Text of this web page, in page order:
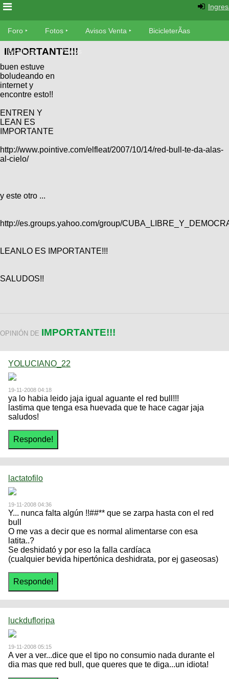
Foro
Foro
TÃ©cnica
MecÃ¡nica
Fotos
SUBÃ
Galeria
XC
Bicicletas
Descenso
Ruta,
De
Fotos
DÃA
mas
votadas
Avisos
Ventas
SUBÃ
aviso
Ultimos
COMPRO
Mi
Mis
BicicleterÃ­
as
Bicicletas
Bicicletas
Freerider
Robadas
Operadores
de
Buscar
de
Foro Fotos Avisos Venta BicicleterÃ­as
Bicicletas Videos
IMPORTANTE!!!
buen estuve
boludeando en
internet y
encontre esto!!
ENTREN Y
LEAN ES
IMPORTANTE
http://www.pointive.com/elfleat/2007/10/14/red-bull-te-da-alas-
al-cielo/
y este otro ...
http://es.groups.yahoo.com/group/
LEANLO ES IMPORTANTE!!!
SALUDOS!!
OPINIÓN DE IMPORTANTE!!!
YOLUCIANO_22
19-11-2008 04:18
ya lo habia leido jaja igual aguante el red bull!!!
lastima que tenga esa huevada que te hace cagar jaja
saludos!
lactatofilo
19-11-2008 04:36
Y... nunca falta algún !!##** que se zarpa hasta con el red
bull
O me vas a decir que es normal alimentarse con esa
latita..?
Se deshidató y por eso la falla cardíaca
(cualquier bevida hipertónica deshidrata, por ej gaseosas)
luckdufloripa
19-11-2008 05:15
A ver a ver...dice que el tipo no consumio nada durante el
dia mas que red bull, que queres que te diga...un idiota!